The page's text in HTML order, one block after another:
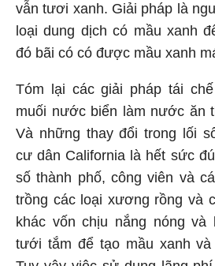
vẫn tươi xanh. Giải pháp là
loại dung dịch có mầu xanh
đó bãi có có được mầu xanh
Tóm lại các giải pháp tái
muối nước biển làm nước ăn
Và những thay đổi trong lối
cư dân California là hết sức
số thành phố, công viên và
trồng các loại xương rồng và
khác vốn chịu nắng nóng và
tưới tắm để tạo mầu xanh